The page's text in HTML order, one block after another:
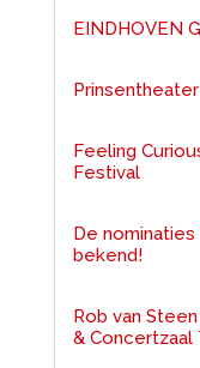
EINDHOVEN
Feeling
Festival
De nominaties
bekend!
Rob van
& Concertzaal